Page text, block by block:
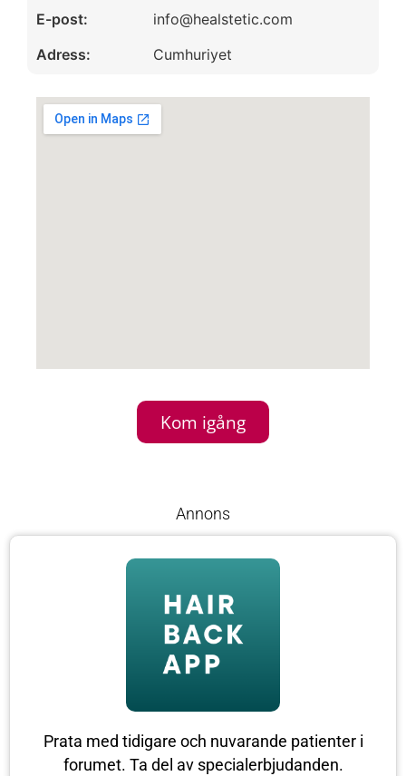
E-post:
Adress:
info@healstetic.com
Cumhuriyet
Kom igång
Annons
Prata med tidigare och nuvarande patienter i
forumet. Ta del av specialerbjudanden.